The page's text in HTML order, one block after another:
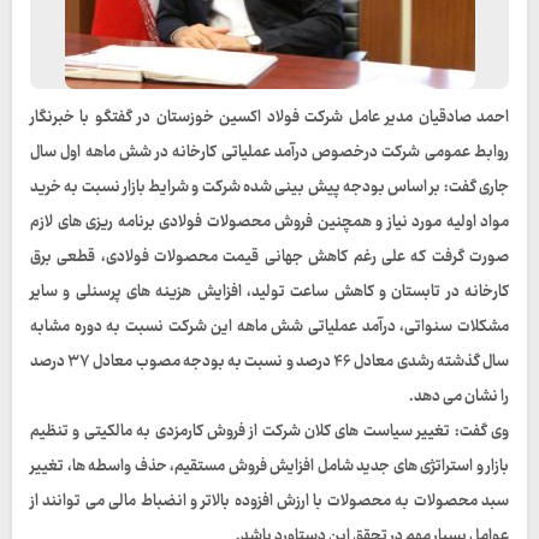
احمد صادقیان مدیر عامل شرکت فولاد اکسین خوزستان در گفتگو با خبرنگار
روابط عمومی شرکت درخصوص درآمد عملیاتی کارخانه در شش ماهه اول سال
جاری گفت: بر اساس بودجه پیش بینی شده شرکت و شرایط بازار نسبت به خرید
مواد اولیه مورد نیاز و همچنین فروش محصولات فولادی برنامه ریزی های لازم
صورت گرفت که علی رغم کاهش جهانی قیمت محصولات فولادی، قطعی برق
کارخانه در تابستان و کاهش ساعت تولید، افزایش هزینه های پرسنلی و سایر
مشکلات سنواتی، درآمد عملیاتی شش ماهه این شرکت نسبت به دوره مشابه
سال گذشته رشدی معادل ۴۶ درصد و نسبت به بودجه مصوب معادل ۳۷ درصد
را نشان می دهد.
وی گفت: تغییر سیاست های کلان شرکت از فروش کارمزدی به مالکیتی و تنظیم
بازار و استراتژی های جدید شامل افزایش فروش مستقیم، حذف واسطه ها، تغییر
سبد محصولات به محصولات با ارزش افزوده بالاتر و انضباط مالی می توانند از